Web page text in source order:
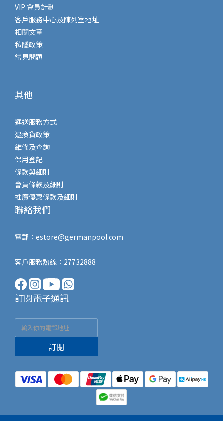
VIP 會員計劃
客戶服務中心及陳列室地址
相關文章
私隱政策
常見問題
其他
運送服務方式
退換貨政策
維修及查詢
保用登記
條款與細則
會員條款及細則
推廣優惠條款及細則
聯絡我們
電郵： estore@germanpool.com
客戶服務熱線：27732888
訂閱電子通訊
訂閱